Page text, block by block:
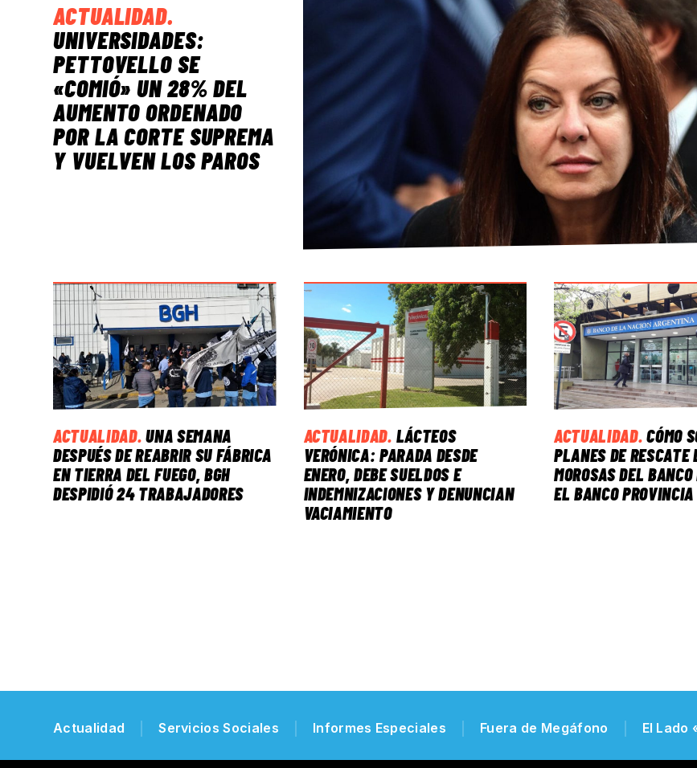
ACTUALIDAD.
UNIVERSIDADES:
PETTOVELLO SE
«COMIÓ» UN 28% DEL
AUMENTO ORDENADO
POR LA CORTE SUPREMA
Y VUELVEN LOS PAROS
ACTUALIDAD. UNA SEMANA
DESPUÉS DE REABRIR SU FÁBRICA
EN TIERRA DEL FUEGO, BGH
DESPIDIÓ 24 TRABAJADORES
ACTUALIDAD. LÁCTEOS
VERÓNICA: PARADA DESDE
ENERO, DEBE SUELDOS E
INDEMNIZACIONES Y DENUNCIAN
VACIAMIENTO
ACTUALIDAD. CÓMO
PLANES DE RESCATE
MOROSAS DEL
EL BANCO PROVINCIA
Actualidad Servicios Sociales Informes Especiales Fuera de Megáfono El Lado